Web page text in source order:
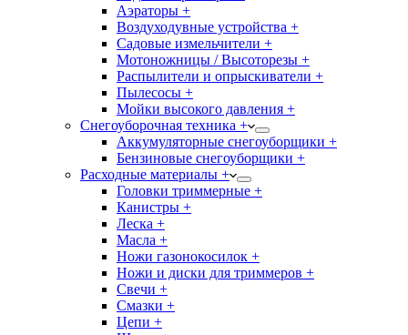
Аэраторы +
Воздуходувные устройства +
Садовые измельчители +
Мотоножницы / Высоторезы +
Распылители и опрыскиватели +
Пылесосы +
Мойки высокого давления +
Снегоуборочная техника +
Аккумуляторные снегоуборщики +
Бензиновые снегоуборщики +
Расходные материалы +
Головки триммерные +
Канистры +
Леска +
Масла +
Ножи газонокосилок +
Ножи и диски для триммеров +
Свечи +
Смазки +
Цепи +